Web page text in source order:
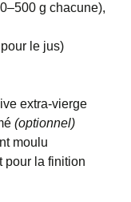
g chacune),
le jus)
extra-vierge
(optionnel)
moulu
pour la finition